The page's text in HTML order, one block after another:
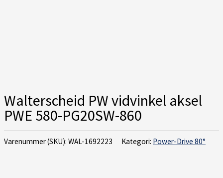
Walterscheid PW vidvinkel aksel
PWE 580-PG20SW-860
Varenummer (SKU): WAL-1692223 Kategori: Power-Drive 80°